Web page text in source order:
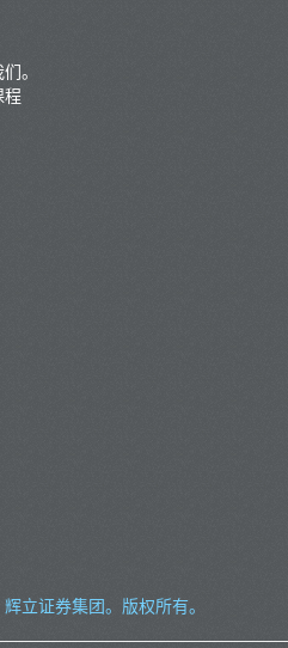
。
程
辉立证券集团。版权所有。